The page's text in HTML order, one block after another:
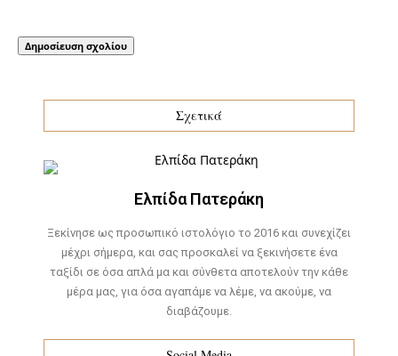
Σχετικά
Ελπίδα Πατεράκη
Ξεκίνησε ως προσωπικό ιστολόγιο το 2016 και συνεχίζει
μέχρι σήμερα, και σας προσκαλεί να ξεκινήσετε ένα
ταξίδι σε όσα απλά μα και σύνθετα αποτελούν την κάθε
μέρα μας, για όσα αγαπάμε να λέμε, να ακούμε, να
διαβάζουμε.